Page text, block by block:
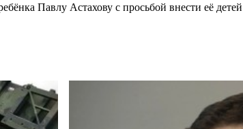
Павлу Астахову с просьбой внести её